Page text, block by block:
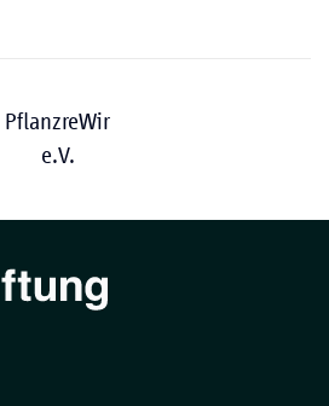
PflanzreWir
e.V.